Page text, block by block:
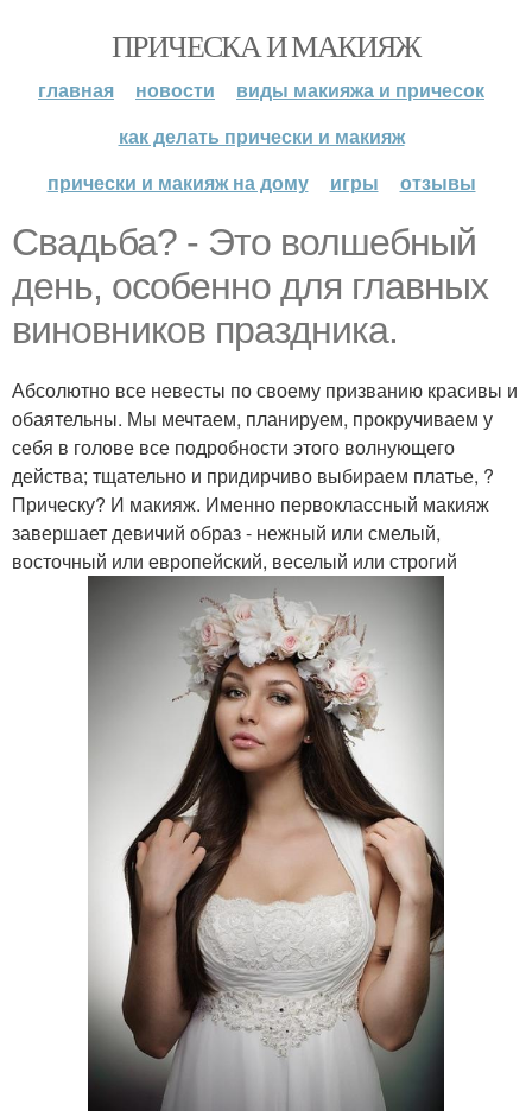
ПРИЧЕСКА И МАКИЯЖ
главная новости
виды макияжа и причесок
как делать прически и макияж
прически и макияж на дому
игры отзывы
Свадьба? - Это волшебный
день, особенно для главных
виновников праздника.
Абсолютно все невесты по своему призванию красивы и
обаятельны. Мы мечтаем, планируем, прокручиваем у
себя в голове все подробности этого волнующего
действа; тщательно и придирчиво выбираем платье, ?
Прическу? И макияж. Именно первоклассный макияж
завершает девичий образ - нежный или смелый,
восточный или европейский, веселый или строгий